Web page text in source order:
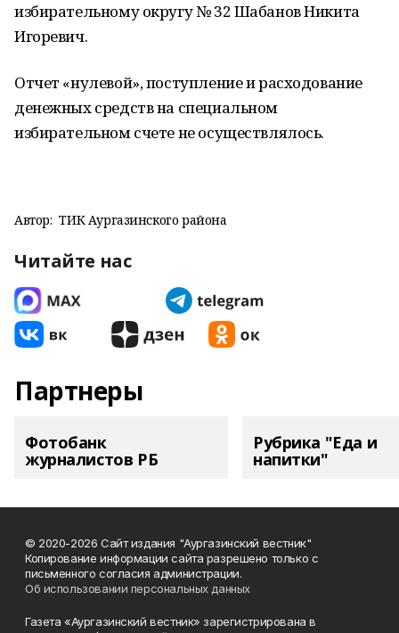
избирательному округу № 32 Шабанов Никита
Игоревич.
Отчет «нулевой», поступление и расходование
денежных средств на специальном
избирательном счете не осуществлялось.
Автор: ТИК Аургазинского района
Читайте нас
Партнеры
Фотобанк
журналистов РБ
Рубрика "Еда и
напитки"
© 2020-2026 Сайт издания "Аургазинский вестник"
Копирование информации сайта разрешено только с
письменного согласия администрации.
Об использовании персональных данных
Газета «Аургазинский вестник» зарегистрирована в